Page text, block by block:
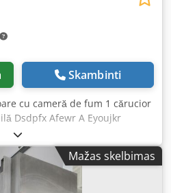
Skambinti
cu cameră de fum 1 cărucior
Dsdpfx Afewr A Eyoujkr
aer evacuat și fum,
curățare cu spumă
clientului Material pentru
Fără sistem de post-ardere
Mažas skelbimas